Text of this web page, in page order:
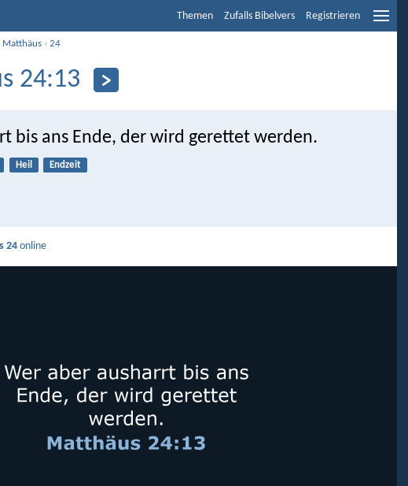
Themen Zufalls Bibelvers Registrieren
Matthäus ›24
24:13
bis ans Ende, der wird gerettet werden.
Heil Endzeit
24online